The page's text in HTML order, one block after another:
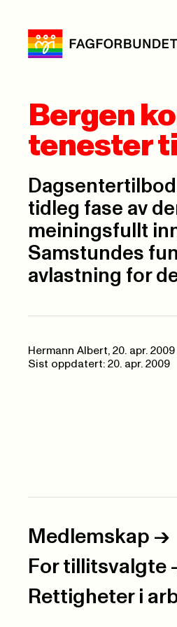
Bergen
tenester
tidleg fase av
meiningsfullt
Samstundes
avlastning for
Hermann Albert, 20. apr. 2009
Sist oppdatert: 20. apr. 2009
Medlemskap ->
For tillitsvalgte
Rettigheter i